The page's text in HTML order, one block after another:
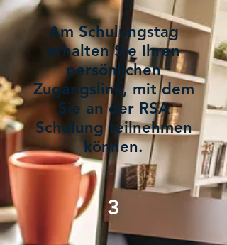
Am Schulungstag
erhalten Sie Ihren
persönlichen
Zugangslink, mit dem
Sie an der RSA
Schulung teilnehmen
können.
3